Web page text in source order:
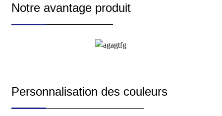
Notre avantage produit
Personnalisation des couleurs